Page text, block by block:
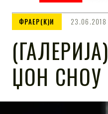
M
ФРАЕР(К)И 23.06.2018
ЏОН СНОУ